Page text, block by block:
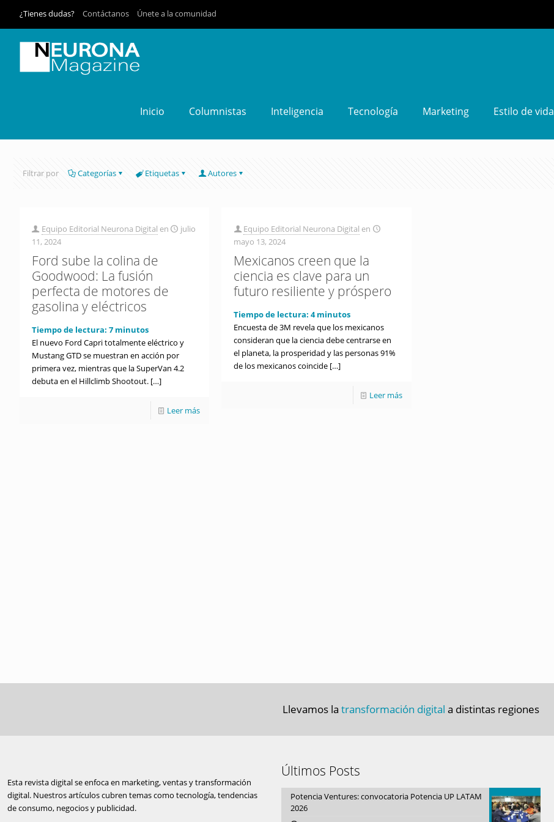
¿Tienes dudas? Contáctanos Únete a la comunidad
Inicio Columnistas Inteligencia Tecnología Marketing Estilo de vida
Filtrar por Categorías Etiquetas Autores
Equipo Editorial Neurona Digital en
julio
11, 2024
Ford sube la colina de
Goodwood: La fusión
perfecta de motores de
gasolina y eléctricos
Tiempo de lectura: 7 minutos
El nuevo Ford Capri totalmente eléctrico y
Mustang GTD se muestran en acción por
primera vez, mientras que la SuperVan 4.2
debuta en el Hillclimb Shootout.[…]
Leer más
Equipo Editorial Neurona Digital en
mayo 13, 2024
Mexicanos creen que la
ciencia es clave para un
futuro resiliente y próspero
Tiempo de lectura:4 minutos
Encuesta de 3M revela que los mexicanos
consideran que la ciencia debe centrarse en
el planeta, la prosperidad y las personas 91%
de los mexicanos coincide […]
Leer más
Llevamos la transformación digital a distintas regiones
Esta revista digital se enfoca en marketing, ventas y transformación
digital. Nuestros artículos cubren temas como tecnología, tendencias
de consumo, negocios y publicidad.
Últimos Posts
Potencia Ventures: convocatoria Potencia UP LATAM
2026